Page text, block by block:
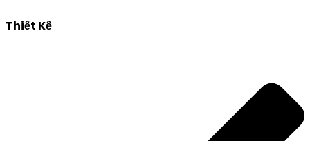
Thiết Kế